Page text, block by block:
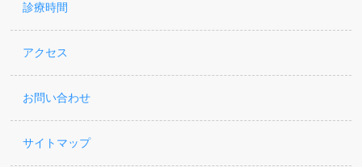
診療時間
アクセス
お問い合わせ
サイトマップ